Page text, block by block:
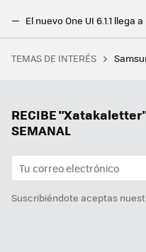
TEMAS DE INTERÉS
RECIBE
SEMANAL
Suscribiéndote aceptas